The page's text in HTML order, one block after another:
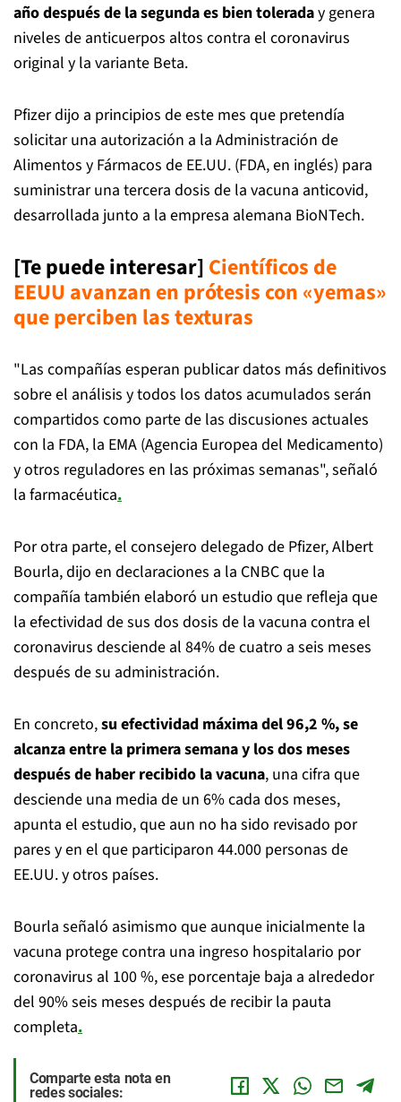
año después de la segunda es bien toleraday genera
niveles de anticuerpos altos contra el coronavirus
original y la variante Beta.
Pfizer dijo a principios de este mes que pretendía
solicitar una autorización a la Administración de
Alimentos y Fármacos de EE.UU. (FDA, en inglés) para
suministrar una tercera dosis de la vacuna anticovid,
desarrollada junto a la empresa alemana BioNTech.
[Te puede interesar] Científicos de
EEUU avanzan en prótesis con «yemas»
que perciben las texturas
"Las compañías esperan publicar datos más definitivos
sobre el análisis y todos los datos acumulados serán
compartidos como parte de las discusiones actuales
con la FDA, la EMA (Agencia Europea del Medicamento)
y otros reguladores en las próximas semanas", señaló
la farmacéutica.
Por otra parte, el consejero delegado de Pfizer, Albert
Bourla, dijo en declaraciones a la CNBC que la
compañía también elaboró un estudio que refleja que
la efectividad de sus dos dosis de la vacuna contra el
coronavirus desciende al 84% de cuatro a seis meses
después de su administración.
En concreto,su efectividad máxima del 96,2 %, se
alcanza entre la primera semana y los dos meses
después de haber recibido la vacuna, una cifra que
desciende una media de un 6% cada dos meses,
apunta el estudio, que aun no ha sido revisado por
pares y en el que participaron 44.000 personas de
EE.UU. y otros países.
Bourla señaló asimismo que aunque inicialmente la
vacuna protege contra una ingreso hospitalario por
coronavirus al 100 %, ese porcentaje baja a alrededor
del 90% seis meses después de recibir la pauta
completa.
Comparte esta nota en
redes sociales: